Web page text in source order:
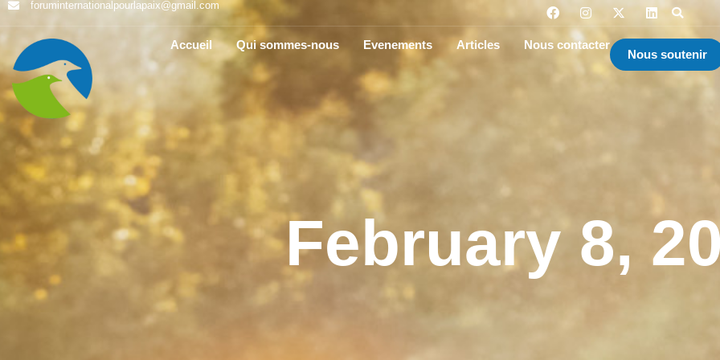
foruminternationalpourlapaix@gmail.com
Accueil Qui sommes-nous Evenements Articles Nous contacter
Nous soutenir
February 8,